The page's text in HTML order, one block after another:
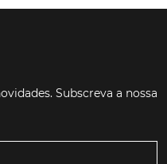
Subscreva a nossa